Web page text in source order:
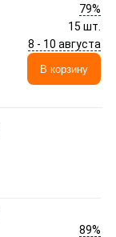
79%
15 шт.
8 - 10 августа
В корзину
89%